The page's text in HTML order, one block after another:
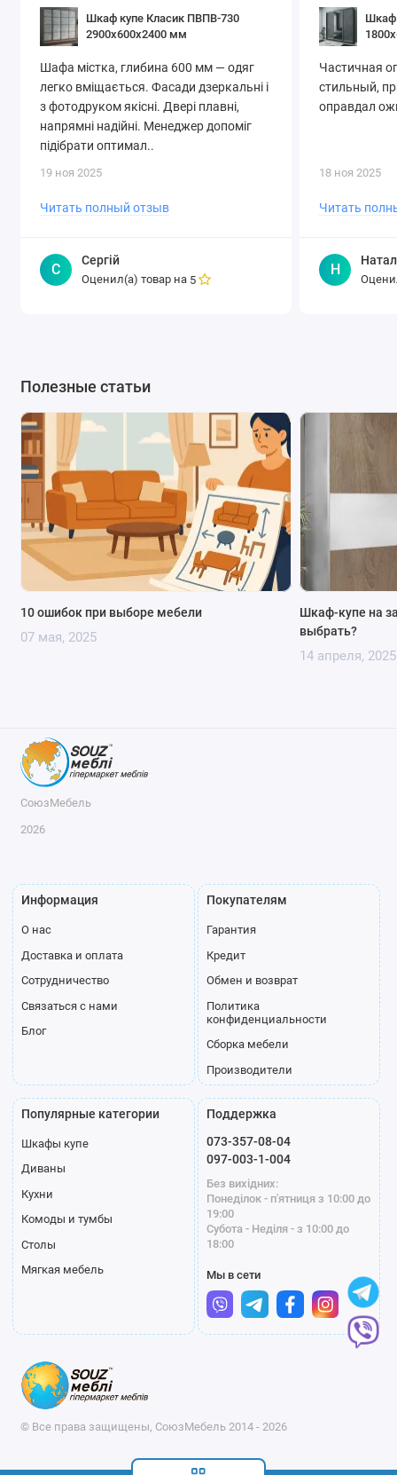
Покупайте шкафы-купе 170×60×220 см в Киеве — выбор,
проверенный временем.
Шкаф купе Класик ПВПВ-730
2900х600х2400 мм
Шафа містка, глибина 600 мм — одяг
легко вміщається. Фасади дзеркальні і
з фотодруком якісні. Двері плавні,
напрямні надійні. Менеджер допоміг
підібрати оптимал..
19 ноя 2025
Читать полный отзыв
С
Сергій
Оценил(а) товар на 5
Шкаф
Частичная
стильный,
оправдал
18 ноя 2025
Читать
Н
Полезные статьи
10 ошибок при выборе мебели
07 мая, 2025
Шкаф-купе на
выбрать?
14 апреля, 2025
СоюзМебель
2026
Информация
О нас
Доставка и оплата
Сотрудничество
Связаться с нами
Блог
Покупателям
Гарантия
Кредит
Обмен и возврат
Политика
конфиденциальности
Сборка мебели
Производители
Популярные категории
Шкафы купе
Диваны
Кухни
Комоды и тумбы
Столы
Мягкая мебель
Поддержка
073-357-08-04
097-003-1-004
Без вихідних:
Понеділок - п'ятниця з 10:00 до
19:00
Субота - Неділя - з 10:00 до
18:00
Мы в сети
© Все права защищены, СоюзМебель 2014 - 2026